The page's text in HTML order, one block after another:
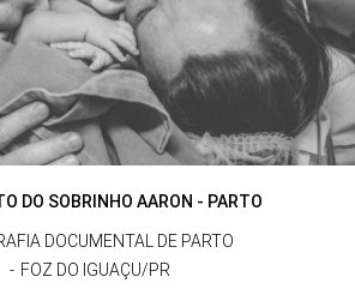
DO SOBRINHO AARON - PARTO
DOCUMENTAL DE PARTO
FOZ DO IGUAÇU/PR